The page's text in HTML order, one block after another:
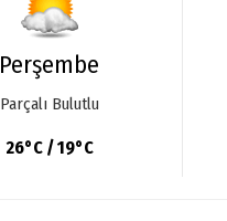
Perşembe
Parçalı Bulutlu
26°C / 19°C